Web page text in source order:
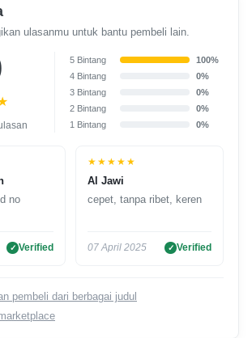
ulasanmu untuk bantu pembeli lain.
5 Bintang
100%
4 Bintang
0%
3 Bintang
0%
2 Bintang
0%
1 Bintang
0%
no
Verified
★★★★★
Al Jawi
cepet, tanpa ribet, keren
07 April 2025 Verified
pembeli dari berbagai judul